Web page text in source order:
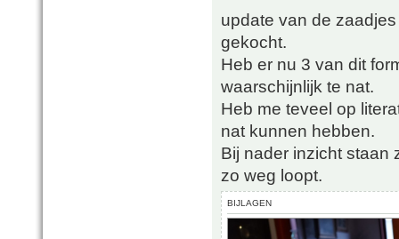
update van de
gekocht.
Heb er nu 3 van dit
waarschijnlijk te nat.
Heb me teveel op
nat kunnen hebben.
Bij nader inzicht staan
zo weg loopt.
BIJLAGEN